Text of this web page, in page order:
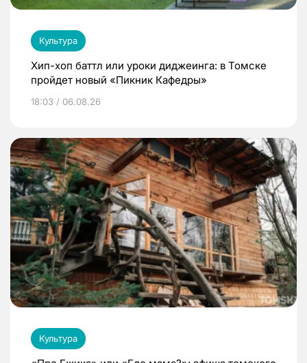
Культура
Хип-хоп баттл или уроки диджеинга: в Томске
пройдет новый «Пикник Кафедры»
18:03 / 06.08.26
Культура